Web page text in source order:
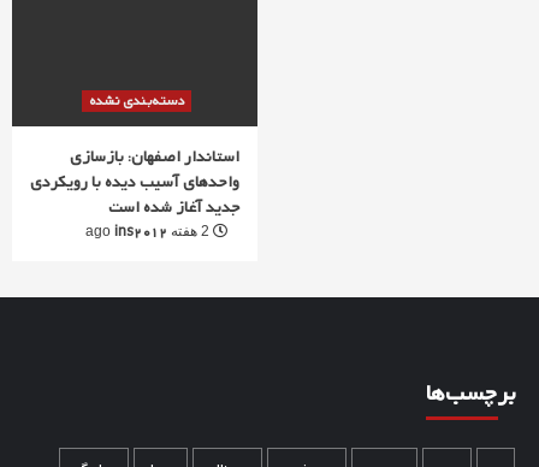
دسته‌بندی نشده
استاندار اصفهان: بازسازی
واحدهای آسیب دیده با رویکردی
جدید آغاز شده است
ins2012
برچسب‌ها